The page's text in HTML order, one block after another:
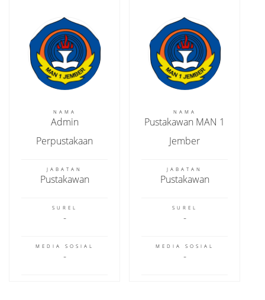
NAMA
Admin
Perpustakaan
JABATAN
Pustakawan
SUREL
MEDIA SOSIAL
NAMA
Pustakawan MAN 1
Jember
JABATAN
Pustakawan
SUREL
MEDIA SOSIAL